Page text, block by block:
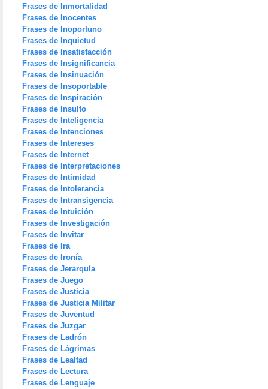
Frases de Inmortalidad
Frases de Inocentes
Frases de Inoportuno
Frases de Inquietud
Frases de Insatisfacción
Frases de Insignificancia
Frases de Insinuación
Frases de Insoportable
Frases de Inspiración
Frases de Insulto
Frases de Inteligencia
Frases de Intenciones
Frases de Intereses
Frases de Internet
Frases de Interpretaciones
Frases de Intimidad
Frases de Intolerancia
Frases de Intransigencia
Frases de Intuición
Frases de Investigación
Frases de Invitar
Frases de Ira
Frases de Ironía
Frases de Jerarquía
Frases de Juego
Frases de Justicia
Frases de Justicia Militar
Frases de Juventud
Frases de Juzgar
Frases de Ladrón
Frases de Lágrimas
Frases de Lealtad
Frases de Lectura
Frases de Lenguaje